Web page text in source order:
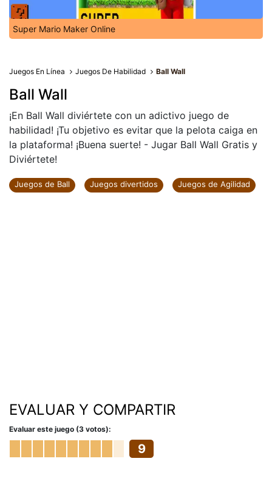
Super Mario Maker Online
Juegos En Línea Juegos De Habilidad Ball Wall
Ball Wall
¡En Ball Wall diviértete con un adictivo juego de
habilidad! ¡Tu objetivo es evitar que la pelota caiga en
la plataforma! ¡Buena suerte! - Jugar Ball Wall Gratis y
Diviértete!
Juegos de Ball Juegos divertidos Juegos de Agilidad
EVALUAR Y COMPARTIR
Evaluar este juego (3 votos):
9